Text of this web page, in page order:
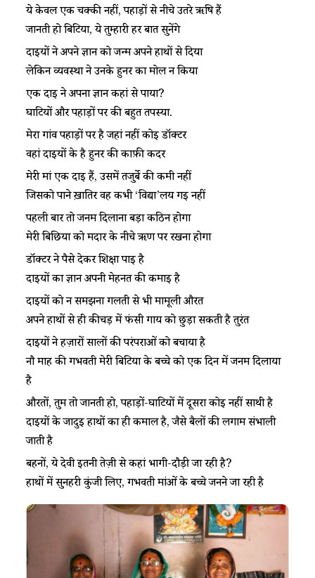
ये केवल एक चक्की नहीं, पहाड़ों से नीचे उतरे ऋषि हैं
जानती हो बिटिया, ये तुम्हारी हर बात सुनेंगे
दाईयों ने अपने ज्ञान को जन्म अपने हाथों से दिया
लेकिन व्यवस्था ने उनके हुनर का मोल न किया
एक दाई ने अपना ज्ञान कहां से पाया?
घाटियों और पहाड़ों पर की बहुत तपस्या.
मेरा गांव पहाड़ों पर है जहां नहीं कोई डॉक्टर
वहां दाईयों के है हुनर की काफ़ी कदर
मेरी मां एक दाई हैं, उसमें तजुर्बे की कमी नहीं
जिसको पाने ख़ातिर वह कभी ‘विद्या’लय गई नहीं
पहली बार तो जनम दिलाना बड़ा कठिन होगा
मेरी बिछिया को मदार के नीचे ऋण पर रखना होगा
डॉक्टर ने पैसे देकर शिक्षा पाई है
दाईयों का ज्ञान अपनी मेहनत की कमाई है
दाईयों को न समझना गलती से भी मामूली औरत
अपने हाथों से ही कीचड़ में फंसी गाय को छुड़ा सकती है तुरंत
दाईयों ने हज़ारों सालों की परंपराओं को बचाया है
नौ माह की गर्भवती मेरी बिटिया के बच्चे को एक दिन में जनम दिलाया
है
औरतों, तुम तो जानती हो, पहाड़ों-घाटियों में दूसरा कोई नहीं साथी है
दाईयों के जादुई हाथों का ही कमाल है, जैसे बैलों की लगाम संभाली
जाती है
बहनों, ये देवी इतनी तेज़ी से कहां भागी-दौड़ी जा रही है?
हाथों में सुनहरी कुंजी लिए, गर्भवती मांओं के बच्चे जनने जा रही है